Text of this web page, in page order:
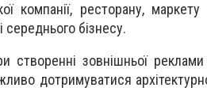
компанії, ресторану,
середнього бізнесу.
створенні зовнішньої
дотримуватися